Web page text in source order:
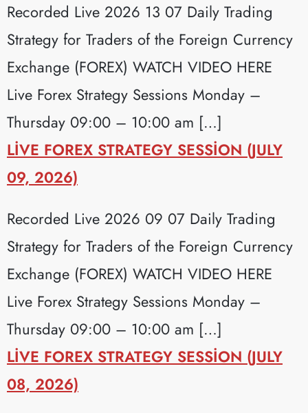
Recorded Live 2026 13 07 Daily Trading
Strategy for Traders of the Foreign Currency
Exchange (FOREX) WATCH VIDEO HERE
Live Forex Strategy Sessions Monday –
Thursday 09:00 – 10:00 am […]
LIVE FOREX STRATEGY SESSION (JULY
09, 2026)
Recorded Live 2026 09 07 Daily Trading
Strategy for Traders of the Foreign Currency
Exchange (FOREX) WATCH VIDEO HERE
Live Forex Strategy Sessions Monday –
Thursday 09:00 – 10:00 am […]
LIVE FOREX STRATEGY SESSION (JULY
08, 2026)